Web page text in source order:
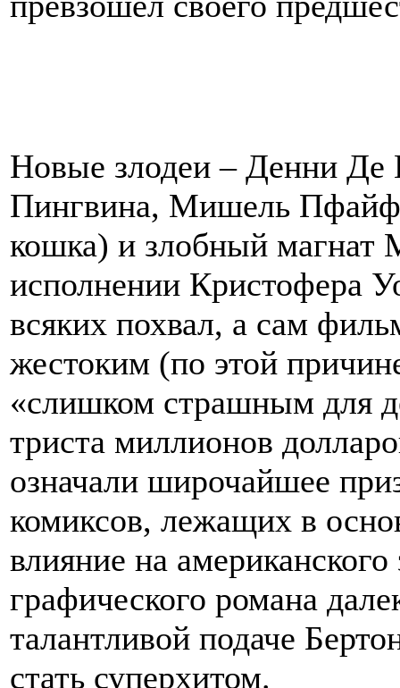
Новые злодеи – Денни Де
Пингвина, Мишель
кошка) и злобный магнат
исполнении Кристофера
всяких похвал, а сам
жестоким (по этой
«слишком страшным для
триста миллионов
означали широчайшее
комиксов, лежащих в
влияние на
графического романа
талантливой подаче
стать суперхитом.